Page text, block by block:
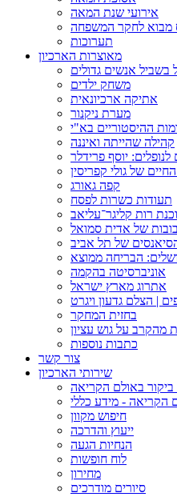
אירועי שנת המאה
מבוא לחקר המשפחה
תערוכות
מאוצרות הארכיון
בשביל אנשים גדולים
משחק ילדים
אתיקה ארכיונאית
מערת ניקנור
ההיסטוריים בא"י
קהילה שהייתה ואיננה
יוסף פרידלר
של גולי קפריסין
קפה גאורג
תעודות כשרות לפסח
רות קליגר־עליאב
של אדית סמואל
של תל אביב
הבריחה ממוצא
אוניברסיטה בהקמה
אתרוג מארץ ישראל
| הצלם גדעון ויגרט
בחזית המחקר
מהקרב על גוש עציון
כתבות נוספות
צור קשר
שירותי הארכיון
ביקור באולם הקריאה
הקריאה - מידע כללי
חיפוש מקוון
ייעוץ והדרכה
הנחיות הגעה
לוח חופשות
מחירון
סיורים מודרכים